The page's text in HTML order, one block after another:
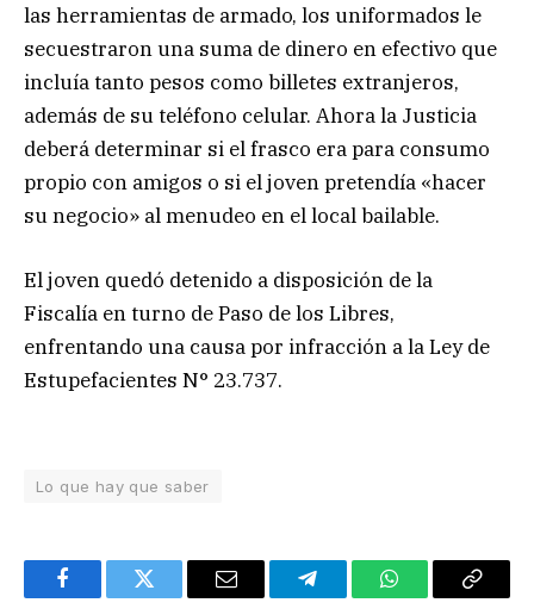
las herramientas de armado, los uniformados le
secuestraron una suma de dinero en efectivo que
incluía tanto pesos como billetes extranjeros,
además de su teléfono celular. Ahora la Justicia
deberá determinar si el frasco era para consumo
propio con amigos o si el joven pretendía «hacer
su negocio» al menudeo en el local bailable.
El joven quedó detenido a disposición de la
Fiscalía en turno de Paso de los Libres,
enfrentando una causa por infracción a la Ley de
Estupefacientes N° 23.737.
Lo que hay que saber
FacebookTwitter Email TelegramWhatsAppCopy